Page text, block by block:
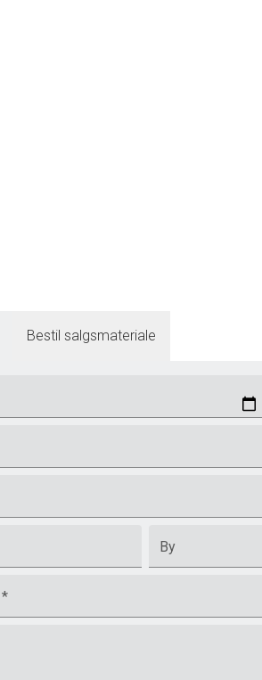
Bestil salgsmateriale
By
*